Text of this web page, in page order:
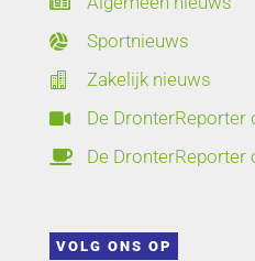
 Sportnieuws
 Zakelijk nieuws
 De DronterReporter
 De DronterReporter
VOLG ONS OP